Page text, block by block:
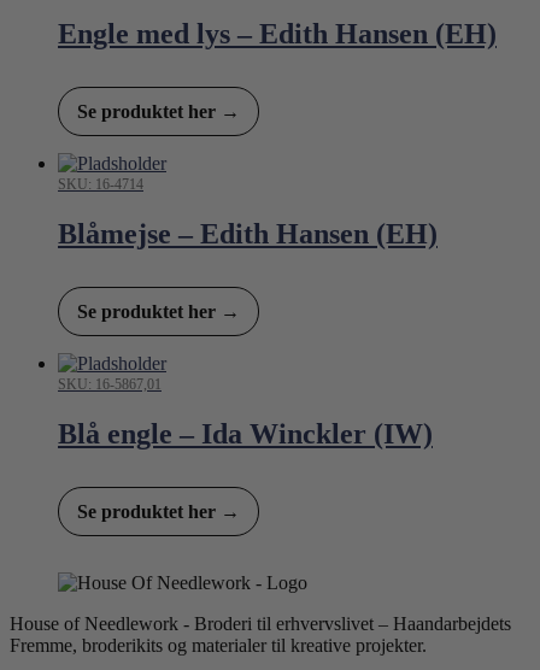
Engle med lys – Edith Hansen (EH)
Se produktet her →
SKU: 16-4714
Blåmejse – Edith Hansen (EH)
Se produktet her →
SKU: 16-5867,01
Blå engle – Ida Winckler (IW)
Se produktet her →
House of Needlework - Broderi til erhvervslivet – Haandarbejdets
Fremme, broderikits og materialer til kreative projekter.